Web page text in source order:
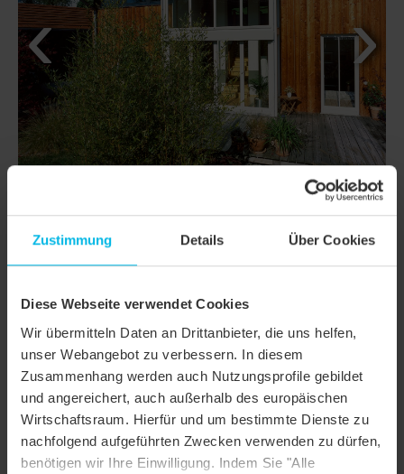
Zustimmung Details Über Cookies
Diese Webseite verwendet Cookies
Wir übermitteln Daten an Drittanbieter, die uns helfen,
unser Webangebot zu verbessern. In diesem
Zusammenhang werden auch Nutzungsprofile gebildet
und angereichert, auch außerhalb des europäischen
Wirtschaftsraum. Hierfür und um bestimmte Dienste zu
nachfolgend aufgeführten Zwecken verwenden zu dürfen,
benötigen wir Ihre Einwilligung. Indem Sie "Alle
DETAILS
MODELL DOMINO
Produktgruppe Dachziegel
Objektart Einfamilienhaus